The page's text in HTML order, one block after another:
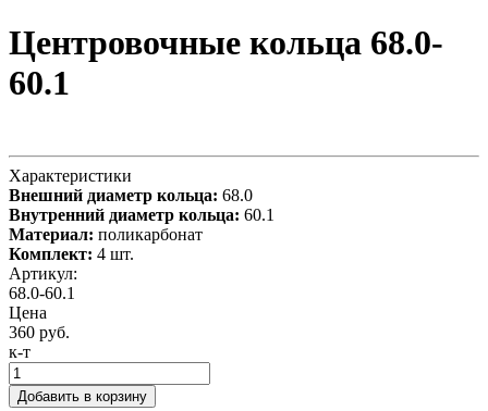
Центровочные кольца 68.0-
60.1
Характеристики
Внешний диаметр кольца: 68.0
Внутренний диаметр кольца: 60.1
Материал: поликарбонат
Комплект: 4 шт.
Артикул:
68.0-60.1
Цена
360 руб.
к-т
Добавить в корзину